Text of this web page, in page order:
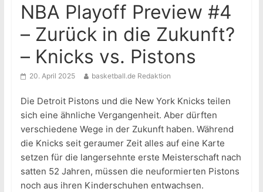
NBA Playoff Preview #4
– Zurück in die Zukunft?
– Knicks vs. Pistons
20. April 2025 basketball.de Redaktion
Die Detroit Pistons und die New York Knicks teilen
sich eine ähnliche Vergangenheit. Aber dürften
verschiedene Wege in der Zukunft haben. Während
die Knicks seit geraumer Zeit alles auf eine Karte
setzen für die langersehnte erste Meisterschaft nach
satten 52 Jahren, müssen die neuformierten Pistons
noch aus ihren Kinderschuhen entwachsen.